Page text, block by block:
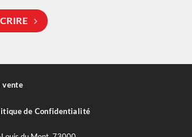
vente
de Confidentialité